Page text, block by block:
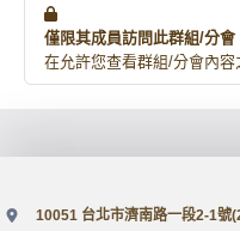
僅限其成員訪問此群組/分會
在允許您查看群組/分會內
10051 台北市濟南路一段2-1號